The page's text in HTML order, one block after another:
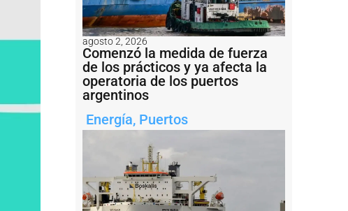
agosto 2, 2026
Comenzó la medida de fuerza
de los prácticos y ya afecta la
operatoria de los puertos
argentinos
Energía, Puertos